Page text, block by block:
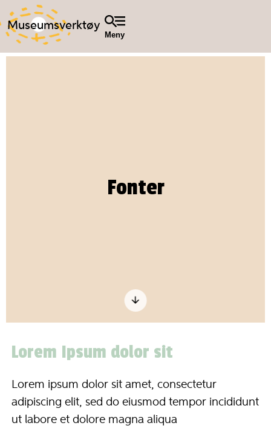
Museumsverktøy
Meny
Fonter
Lorem Ipsum dolor sit
Lorem ipsum dolor sit amet, consectetur
adipiscing elit, sed do eiusmod tempor incididunt
ut labore et dolore magna aliqua